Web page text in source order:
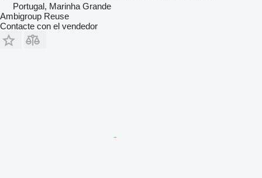
Portugal, Marinha Grande
Ambigroup Reuse
Contacte con el vendedor